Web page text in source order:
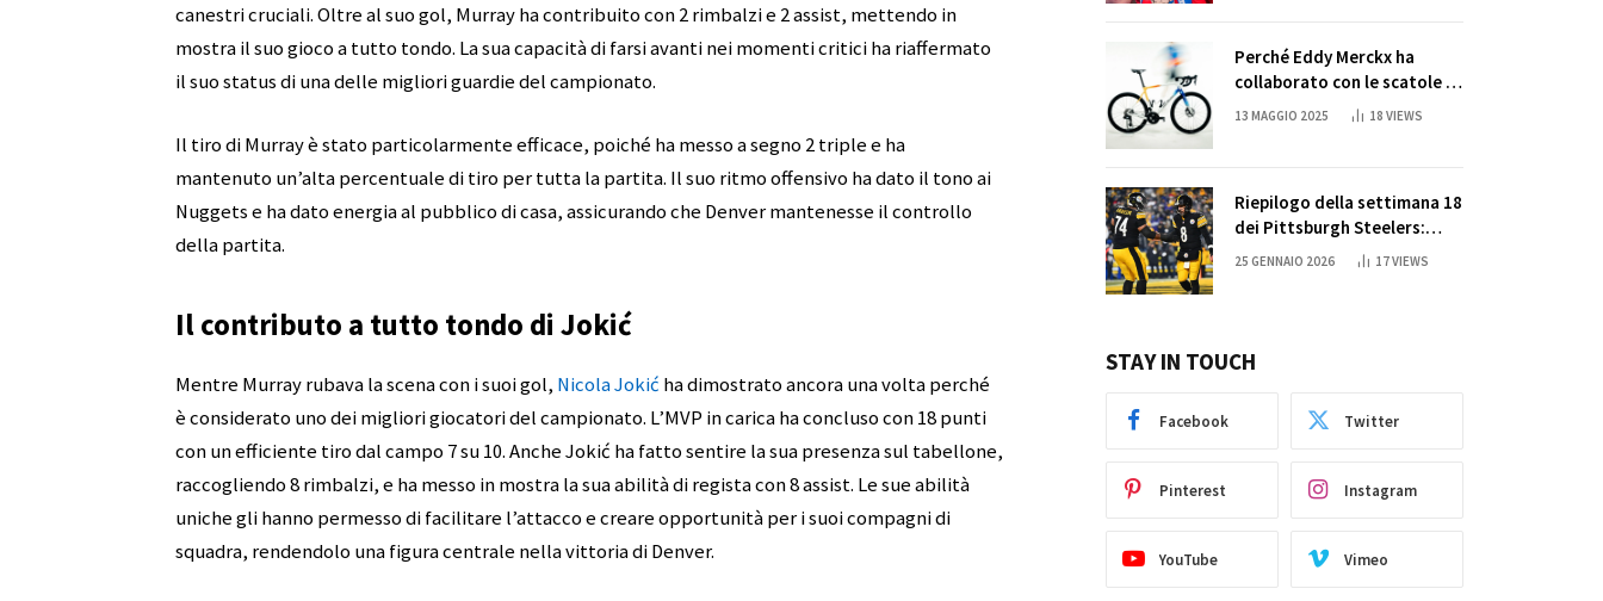
canestri cruciali. Oltre al suo gol, Murray ha contribuito con 2 rimbalzi e 2 assist, mettendo in
mostra il suo gioco a tutto tondo. La sua capacità di farsi avanti nei momenti critici ha riaffermato
il suo status di una delle migliori guardie del campionato.
Il tiro di Murray è stato particolarmente efficace, poiché ha messo a segno 2 triple e ha
mantenuto un’alta percentuale di tiro per tutta la partita. Il suo ritmo offensivo ha dato il tono ai
Nuggets e ha dato energia al pubblico di casa, assicurando che Denver mantenesse il controllo
della partita.
Il contributo a tutto tondo di Jokić
Mentre Murray rubava la scena con i suoi gol, NicolaJokić ha dimostrato ancora una volta perché
è considerato uno dei migliori giocatori del campionato. L’MVP in carica ha concluso con 18 punti
con un efficiente tiro dal campo 7 su 10. Anche Jokić ha fatto sentire la sua presenza sul tabellone,
raccogliendo 8 rimbalzi, e ha messo in mostra la sua abilità di regista con 8 assist. Le sue abilità
uniche gli hanno permesso di facilitare l’attacco e creare opportunità per i suoi compagni di
squadra, rendendolo una figura centrale nella vittoria di Denver.
Perché Eddy Merckx ha
collaborato con le scatole di
succo di Sun Capri
13 MAGGIO 2025 18 VIEWS
Riepilogo della settimana 18
dei Pittsburgh Steelers:
credi nei miracoli?
25 GENNAIO 2026 17VIEWS
STAY IN TOUCH
Facebook Twitter
Pinterest Instagram
YouTube Vimeo